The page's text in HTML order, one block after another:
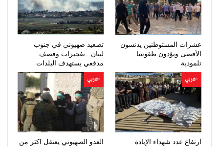
عشرات المستوطنين يدنسون
الأقصى ويؤدون طقوسا
تلمودية
تصعيد صهيوني في جنوب
لبنان.. تفجيرات وقصف
مدفعي يستهدف البلدات
-عربي
ارتفاع عدد شهداء الإبادة
-عربي
العدو الصهيوني يعتقل اكثر من